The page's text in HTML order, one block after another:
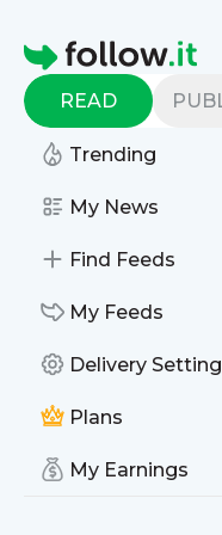
Homepage
READ
Trending
My News
Find Feeds
My Feeds
Delivery
Plans
My Earnings
Find more
Puntorg
Noticias).
Haga clic en
deRasjomanny
boletín de noticias
del móvil o en su
Recibirá todas las